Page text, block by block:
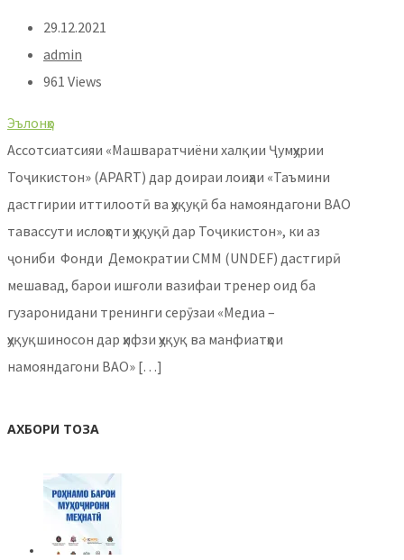
29.12.2021
admin
961 Views
Эълонҳо
Ассотсиатсияи «Машваратчиёни халқии Ҷумҳурии
Тоҷикистон» (APART) дар доираи лоиҳаи «Таъмини
дастгирии иттилоотӣ ва ҳуқуқӣ ба намояндагони ВАО
тавассути ислоҳоти ҳуқуқӣ дар Тоҷикистон», ки аз
ҷониби Фонди Демократии СММ (UNDEF) дастгирӣ
мешавад, барои ишғоли вазифаи тренер оид ба
гузаронидани тренинги серӯзаи «Медиа –
ҳуқуқшиносон дар ҳифзи ҳуқуқ ва манфиатҳои
намояндагони ВАО» […]
АХБОРИ ТОЗА